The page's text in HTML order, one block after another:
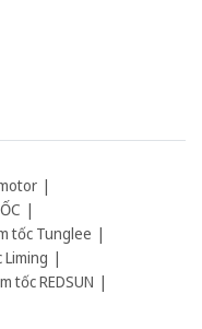
tốc Tunglee
tốc REDSUN